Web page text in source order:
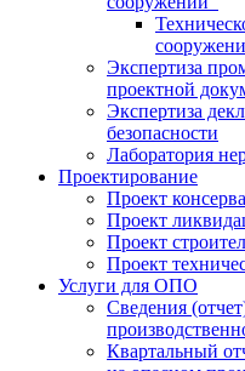
Экспертиза
проектной
Экспертиза
безопасности
Лаборатория
Проектирование
Проект
Проект
Проект
Проект
Услуги для ОПО
Сведения
Квартальный